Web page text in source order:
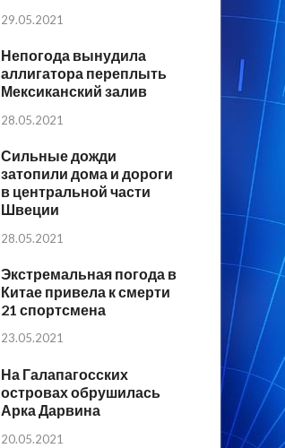
29.05.2021
Непогода вынудила
аллигатора переплыть
Мексиканский залив
28.05.2021
Сильные дожди
затопили дома и дороги
в центральной части
Швеции
28.05.2021
Экстремальная погода в
Китае привела к смерти
21 спортсмена
23.05.2021
На Галапагосских
островах обрушилась
Арка Дарвина
20.05.2021